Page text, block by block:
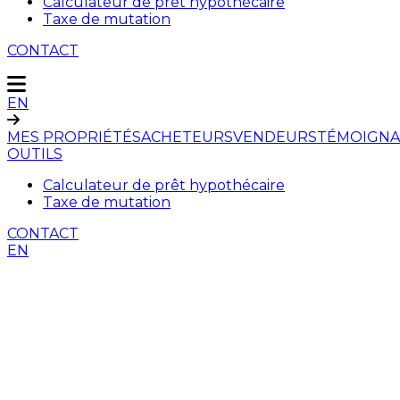
Taxe de mutation
CONTACT
EN
MES PROPRIÉTÉSACHETEURSVENDEURS
OUTILS
Calculateur de prêt hypothécaire
Taxe de mutation
CONTACT
EN